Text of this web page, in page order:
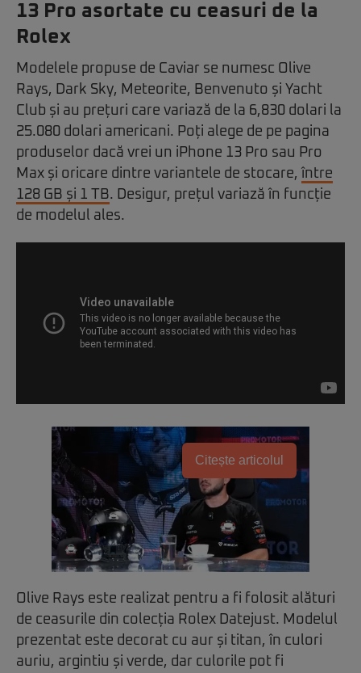
13 Pro asortate cu ceasuri de la
Rolex
Modelele propuse de Caviar se numesc Olive
Rays, Dark Sky, Meteorite, Benvenuto și Yacht
Club și au prețuri care variază de la 6,830 dolari la
25.080 dolari americani. Poți alege de pe pagina
produselor dacă vrei un iPhone 13 Pro sau Pro
Max și oricare dintre variantele de stocare, între
128 GB și 1 TB. Desigur, prețul variază în funcție
de modelul ales.
Citește articolul
Olive Rays este realizat pentru a fi folosit alături
de ceasurile din colecția Rolex Datejust. Modelul
prezentat este decorat cu aur și titan, în culori
auriu, argintiu și verde, dar culorile pot fi